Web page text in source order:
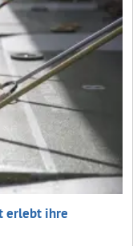
erlebt ihre